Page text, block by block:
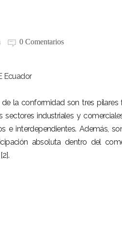
0 Comentarios
Ecuador
la conformidad son tres pilares
industriales y
e interdependientes. Además,
absoluta dentro del